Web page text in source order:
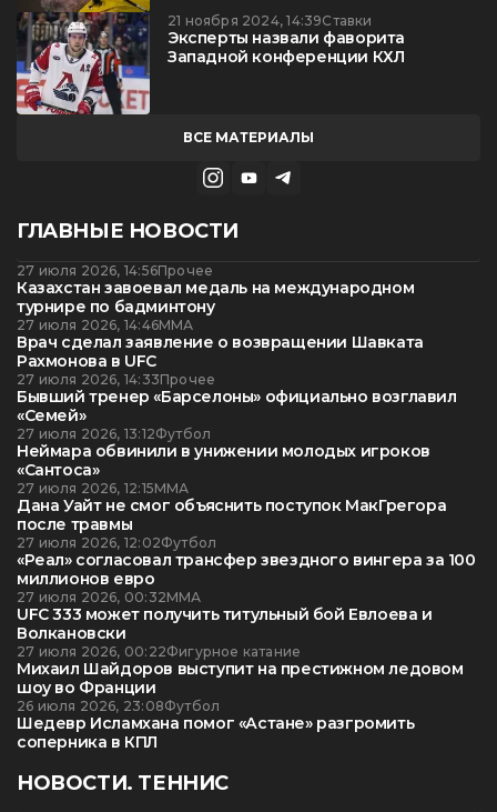
21 ноября 2024, 14:39Ставки
Эксперты назвали фаворита
Западной конференции КХЛ
ВСЕ МАТЕРИАЛЫ
ГЛАВНЫЕ НОВОСТИ
27 июля 2026, 14:56Прочее
Казахстан завоевал медаль на международном
турнире по бадминтону
27 июля 2026, 14:46ММА
Врач сделал заявление о возвращении Шавката
Рахмонова в UFC
27 июля 2026, 14:33Прочее
Бывший тренер «Барселоны» официально возглавил
«Семей»
27 июля 2026, 13:12Футбол
Неймара обвинили в унижении молодых игроков
«Сантоса»
27 июля 2026, 12:15ММА
Дана Уайт не смог объяснить поступок МакГрегора
после травмы
27 июля 2026, 12:02Футбол
«Реал» согласовал трансфер звездного вингера за 100
миллионов евро
27 июля 2026, 00:32ММА
UFC 333 может получить титульный бой Евлоева и
Волкановски
27 июля 2026, 00:22Фигурное катание
Михаил Шайдоров выступит на престижном ледовом
шоу во Франции
26 июля 2026, 23:08Футбол
Шедевр Исламхана помог «Астане» разгромить
соперника в КПЛ
НОВОСТИ. ТЕННИС